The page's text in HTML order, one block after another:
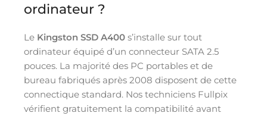
ordinateur ?
Le Kingston SSD A400 s’installe sur tout
ordinateur équipé d’un connecteur SATA 2.5
pouces. La majorité des PC portables et de
bureau fabriqués après 2008 disposent de cette
connectique standard. Nos techniciens Fullpix
vérifient gratuitement la compatibilité avant